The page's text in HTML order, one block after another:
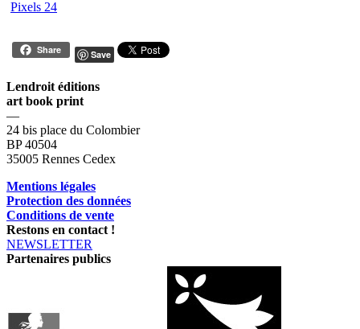
Pixels 24
Share Save
Lendroit éditions
art book print
—
24 bis place du Colombier
BP 40504
35005 Rennes Cedex
Mentions légales
Protection des données
Conditions de vente
Restons en contact !
NEWSLETTER
Partenaires publics